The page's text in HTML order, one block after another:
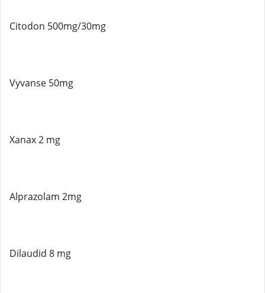
Citodon 500mg/30mg
Vyvanse 50mg
Xanax 2 mg
Alprazolam 2mg
Dilaudid 8 mg